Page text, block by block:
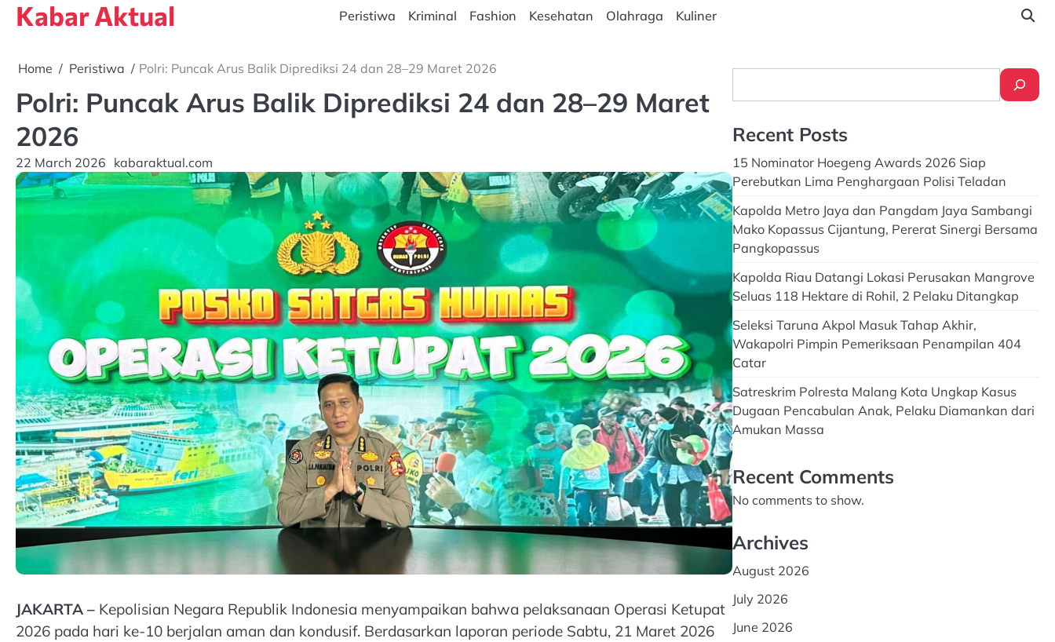
SkipKabar Aktual Peristiwa Kriminal Fashion Kesehatan Olahraga Kuliner
Home Peristiwa Polri: Puncak Arus Balik Diprediksi 24 dan 28–29 Maret 2026
Polri: Puncak Arus Balik Diprediksi 24 dan 28–29 Maret
2026
22 March 2026 kabaraktual.com
JAKARTA – Kepolisian Negara Republik Indonesia menyampaikan bahwa pelaksanaan Operasi Ketupat
2026 pada hari ke-10 berjalan aman dan kondusif. Berdasarkan laporan periode Sabtu, 21 Maret 2026
Recent Posts
15 Nominator Hoegeng Awards 2026 Siap
Perebutkan Lima Penghargaan Polisi Teladan
Kapolda Metro Jaya dan Pangdam Jaya Sambangi
Mako Kopassus Cijantung, Pererat Sinergi Bersama
Pangkopassus
Kapolda Riau Datangi Lokasi Perusakan Mangrove
Seluas 118 Hektare di Rohil, 2 Pelaku Ditangkap
Seleksi Taruna Akpol Masuk Tahap Akhir,
Wakapolri Pimpin Pemeriksaan Penampilan 404
Catar
Satreskrim Polresta Malang Kota Ungkap Kasus
Dugaan Pencabulan Anak, Pelaku Diamankan dari
Amukan Massa
Recent Comments
No comments to show.
Archives
August 2026
July 2026
June 2026